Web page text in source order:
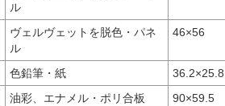
ル
ヴェルヴェットを脱色・パネ
ル
46×56
色鉛筆・紙
36.2×25.8
油彩、エナメル・ポリ合板
90×59.5